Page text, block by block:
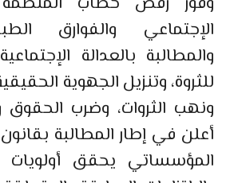
الإجتماعي والفوارق
والمطالبة بالعدالة
للثروة، وتنزيل الجهوية
ونهب الثروات، وضرب الحقوق
أعلن في إطار المطالبة بقانون
المؤسساتي يحقق أولويات